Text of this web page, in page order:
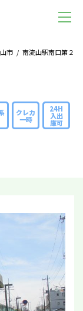
市 / 南流山駅南口第２
クレカ
一時
24H
入出
庫可